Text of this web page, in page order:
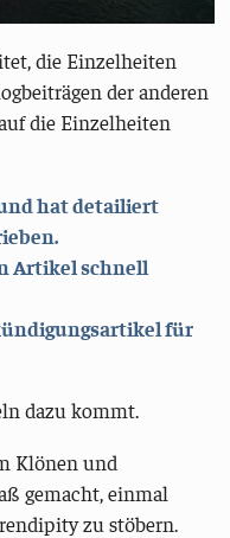
die Einzelheiten
der anderen
die Einzelheiten
hat detailiert
Artikel schnell
für
dazu kommt.
Klönen und
gemacht, einmal
zu stöbern.